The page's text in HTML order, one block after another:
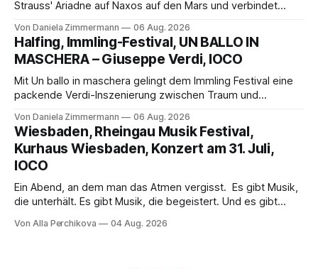
Strauss' Ariadne auf Naxos auf den Mars und verbindet
Aufführung mit starken Solisten und den Wiener
Philharmonikern, szenisch bleibt der zweite Akt jedoch
hinter den Erwartungen zurück.
Von Daniela Zimmermann 06 Aug. 2026
Halfing, Immling-Festival, UN BALLO IN
MASCHERA – Giuseppe Verdi, IOCO
Mit Un ballo in maschera gelingt dem Immling Festival eine
packende Verdi-Inszenierung zwischen Traum und
psychologische Tiefe mit starken Bildern, getragen von
einem spielfreudigen Ensemble und einer musikalisch
überzeugenden Gesamtleistung.
Von Daniela Zimmermann 06 Aug. 2026
Wiesbaden, Rheingau Musik Festival,
Kurhaus Wiesbaden, Konzert am 31. Juli,
IOCO
Ein Abend, an dem man das Atmen vergisst. Es gibt Musik,
die unterhält. Es gibt Musik, die begeistert. Und es gibt
Genau so war der Abend im Kurhaus Wiesbaden, an dem
Von Alla Perchikova 04 Aug. 2026